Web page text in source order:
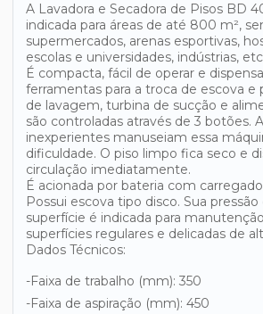
A Lavadora e Secadora de Pisos BD
indicada para áreas de até 800 m²,
supermercados, arenas esportivas,
escolas e universidades, indústrias,
É compacta, fácil de operar e
ferramentas para a troca de escova e
de lavagem, turbina de sucção e
são controladas através de 3 botões.
inexperientes manuseiam essa
dificuldade. O piso limpo fica seco e
circulação imediatamente.
É acionada por bateria com
Possui escova tipo disco. Sua
superfície é indicada para
superfícies regulares e delicadas de
Dados Técnicos:
-Faixa de trabalho (mm): 350
-Faixa de aspiração (mm): 450